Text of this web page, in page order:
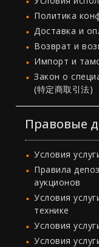
Политика
Доставка и
Возврат и
Импорт и
Закон о
(特定商取引法)
Правовые
Условия
Правила
аукционов
Условия
технике
Условия
Условия